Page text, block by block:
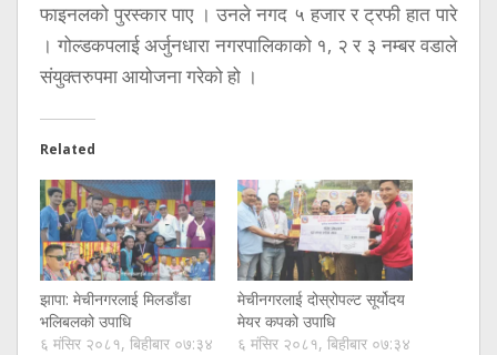
फाइनलको पुरस्कार पाए । उनले नगद ५ हजार र ट्रफी हात पारे
। गोल्डकपलाई अर्जुनधारा नगरपालिकाको १, २ र ३ नम्बर वडाले
संयुक्तरुपमा आयोजना गरेको हो ।
Related
झापा: मेचीनगरलाई मिलडाँडा
भलिबलको उपाधि
६ मंसिर २०८१, बिहीबार ०७:३४
मेचीनगरलाई दोस्रोपल्ट सूर्योदय
मेयर कपको उपाधि
६ मंसिर २०८१, बिहीबार ०७:३४